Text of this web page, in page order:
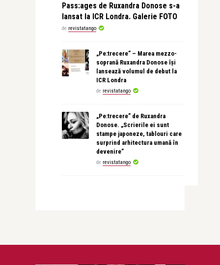
Pass:ages de Ruxandra Donose s-a
lansat la ICR Londra. Galerie FOTO
de revistatango
„Pe:trecere” – Marea mezzo-
soprană Ruxandra Donose își
lansează volumul de debut la
ICR Londra
de revistatango
„Pe:trecere” de Ruxandra
Donose. „Scrierile ei sunt
stampe japoneze, tablouri care
surprind arhitectura umană în
devenire”
de revistatango